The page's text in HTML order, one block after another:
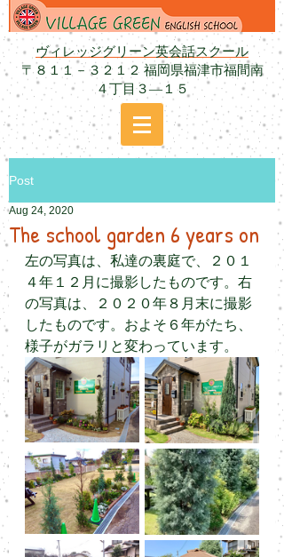
ヴィレッジグリーン英会話スクール
〒８１１－３２１２ 福岡県福津市福間南
４丁目３―１５
Post
The school garden 6 years on
Aug 24, 2020
左の写真は、私達の裏庭で、２０１
４年１２月に撮影したものです。右
の写真は、２０２０年８月末に撮影
したものです。およそ６年がたち、
様子がガラリと変わっています。